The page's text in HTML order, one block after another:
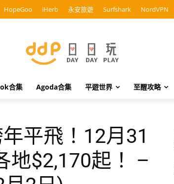
HopeGoo iHerb 永安旅遊 Surfshark NordVPN
合集 Agoda合集 平遊世界 至醒攻略
平飛！12月31
地$2,170起！ –